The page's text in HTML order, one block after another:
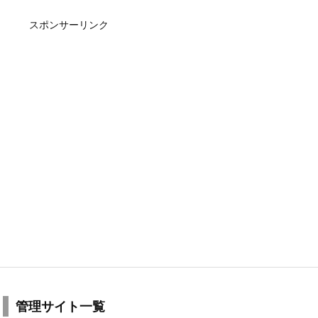
スポンサーリンク
管理サイト一覧